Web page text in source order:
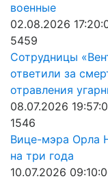
военные
02.08.2026
5459
Сотрудницы
ответили за
отравления
08.07.2026
1546
Вице-мэра Орла
на три года
10.07.2026